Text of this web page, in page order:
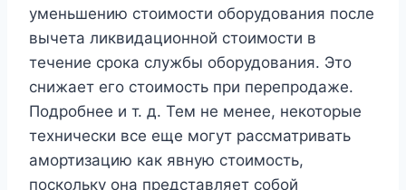
уменьшению стоимости оборудования после
вычета ликвидационной стоимости в
течение срока службы оборудования. Это
снижает его стоимость при перепродаже.
Подробнее и т. д. Тем не менее, некоторые
технически все еще могут рассматривать
амортизацию как явную стоимость,
поскольку она представляет собой